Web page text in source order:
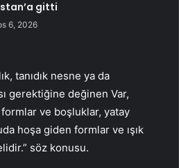
gitti
6, 2026
tanıdık nesne ya da
gerektiğine değinen Var,
formlar ve boşluklar, yatay
hoşa giden formlar ve ışık
söz konusu.